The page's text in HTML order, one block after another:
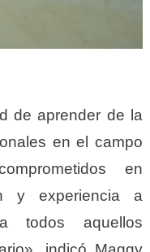
de aprender de la
en el campo
en
y experiencia a
todos aquellos